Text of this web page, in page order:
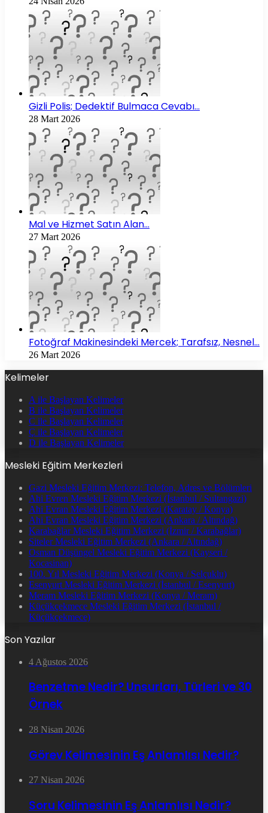
Gizli Polis; Dedektif Bulmaca Cevabı…
28 Mart 2026
Mal ve Hizmet Satın Alan…
27 Mart 2026
Fotoğraf Makinesindeki Mercek; Tarafsız, Nesnel…
26 Mart 2026
Kelimeler
A ile Başlayan Kelimeler
B ile Başlayan Kelimeler
C ile Başlayan Kelimeler
Ç ile Başlayan Kelimeler
D ile Başlayan Kelimeler
Mesleki Eğitim Merkezleri
Gazi Mesleki Eğitim Merkezi: Telefon, Adres ve Bölümleri
Ahi Evren Mesleki Eğitim Merkezi (İstanbul / Sultangazi)
Ahi Evran Mesleki Eğitim Merkezi (Karatay / Konya)
Ahi Evran Mesleki Eğitim Merkezi (Ankara / Altındağ)
Karabağlar Mesleki Eğitim Merkezi (İzmir / Karabağlar)
Siteler Mesleki Eğitim Merkezi (Ankara / Altındağ)
Osman Düşüngel Mesleki Eğitim Merkezi (Kayseri /
Kocasinan)
100. Yıl Mesleki Eğitim Merkezi (Konya / Selçuklu)
Esenyurt Mesleki Eğitim Merkezi (İstanbul / Esenyurt)
Meram Mesleki Eğitim Merkezi (Konya / Meram)
Küçükçekmece Mesleki Eğitim Merkezi (İstanbul /
Küçükçekmece)
Son Yazılar
4 Ağustos 2026
Benzetme Nedir? Unsurları, Türleri ve 30
Örnek
28 Nisan 2026
Görev Kelimesinin Eş Anlamlısı Nedir?
27 Nisan 2026
Soru Kelimesinin Eş Anlamlısı Nedir?